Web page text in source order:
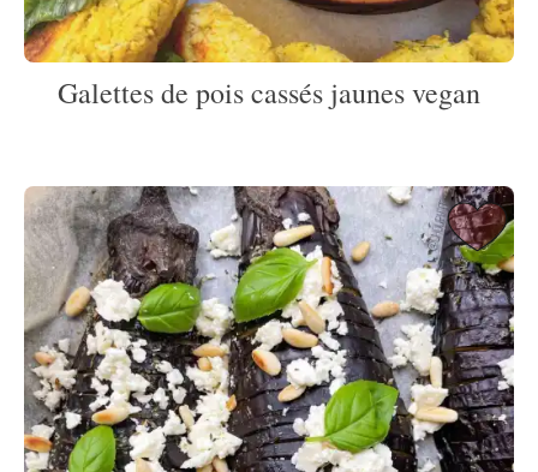
Galettes de pois cassés jaunes vegan